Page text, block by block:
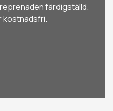
färdigställd.
kostnadsfri.